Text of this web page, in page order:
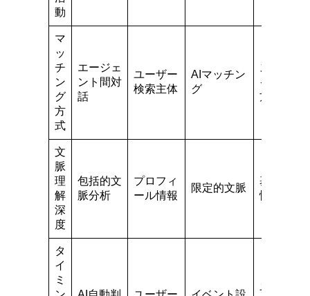
動
マ
ッ
チ
ン
グ
方
式
エージェ
ント間対
話
ユーザー
検索主体
AIマッチン
グ
スワ
イプ
方式
文
脈
理
解
深
度
包括的文
脈分析
プロフィ
ール情報
限定的文脈
基本
情報
タ
イ
ミ
ユー